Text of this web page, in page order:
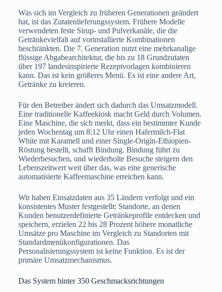
Was sich im Vergleich zu früheren Generationen geändert
hat, ist das Zutatenlieferungssystem. Frühere Modelle
verwendeten feste Sirup- und Pulverkanäle, die die
Getränkevielfalt auf vorinstallierte Kombinationen
beschränkten. Die 7. Generation nutzt eine mehrkanalige
flüssige Abgabearchitektur, die bis zu 18 Grundzutaten
über 197 landesinspirierte Rezeptvorlagen kombinieren
kann. Das ist kein größeres Menü. Es ist eine andere Art,
Getränke zu kreieren.
Für den Betreiber ändert sich dadurch das Umsatzmodell.
Eine traditionelle Kaffeekiosk macht Geld durch Volumen.
Eine Maschine, die sich merkt, dass ein bestimmter Kunde
jeden Wochentag um 8:12 Uhr einen Hafermilch-Flat
White mit Karamell und einer Single-Origin-Ethiopien-
Röstung bestellt, schafft Bindung. Bindung führt zu
Wiederbesuchen, und wiederholte Besuche steigern den
Lebenszeitwert weit über das, was eine generische
automatisierte Kaffeemaschine erreichen kann.
Wir haben Einsatzdaten aus 35 Ländern verfolgt und ein
konsistentes Muster festgestellt: Standorte, an denen
Kunden benutzerdefinierte Getränkeprofile entdecken und
speichern, erzielen 22 bis 28 Prozent höhere monatliche
Umsätze pro Maschine im Vergleich zu Standorten mit
Standardmenükonfigurationen. Das
Personalisierungssystem ist keine Funktion. Es ist der
primäre Umsatzmechanismus.
Das System hinter 350 Geschmacksrichtungen